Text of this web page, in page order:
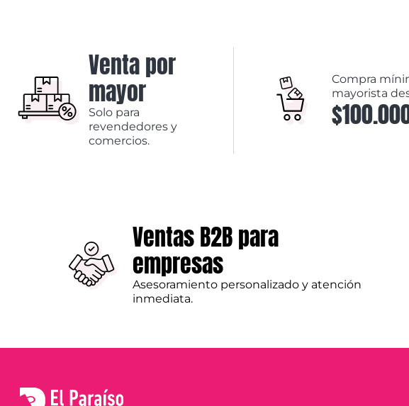
Venta por
mayor
Solo para
revendedores y
comercios.
Compra
mayorista
Ventas B2B para
empresas
Asesoramiento personalizado y atención
inmediata.